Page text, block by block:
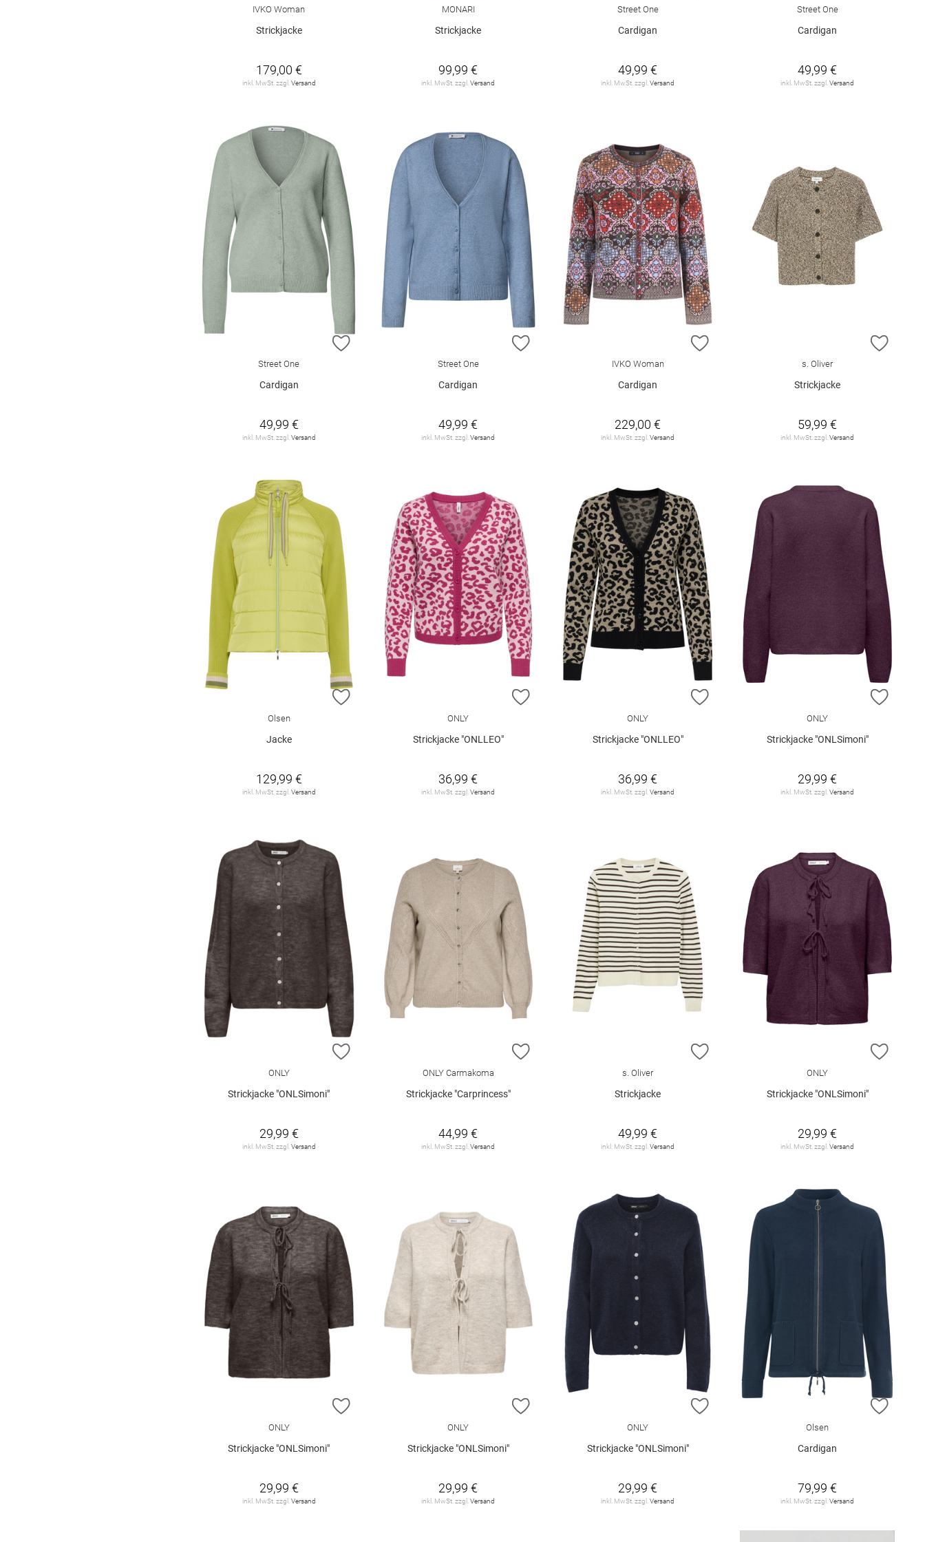
IVKO Woman
Strickjacke
179,00 €
inkl. MwSt. zzgl. Versand
MONARI
Strickjacke
99,99 €
inkl. MwSt. zzgl.Versand
Street One
Cardigan
49,99 €
inkl. MwSt. zzgl.Versand
Street One
Cardigan
49,99 €
inkl. MwSt. zzgl.Versand
ZUR WUNSCHLISTE HINZUFÜGEN
Street One
Cardigan
49,99 €
inkl. MwSt. zzgl. Versand
ZUR WUNSCHLISTE HINZUFÜGEN
Street One
Cardigan
49,99 €
inkl. MwSt. zzgl.Versand
IVKO Woman
Cardigan
229,00 €
inkl. MwSt. zzgl.Versand
ZUR
s. Oliver
Strickjacke
59,99 €
inkl. MwSt. zzgl.Versand
ZUR WUNSCHLISTE HINZUFÜGEN
Olsen
Jacke
129,99 €
inkl. MwSt. zzgl. Versand
ZUR WUNSCHLISTE HINZUFÜGEN
ONLY
Strickjacke "ONLLEO"
36,99 €
inkl. MwSt. zzgl.Versand
ONLY
Strickjacke "ONLLEO"
36,99 €
inkl. MwSt. zzgl.Versand
ZUR
ONLY
Strickjacke "ONLSimoni"
29,99 €
inkl. MwSt. zzgl.Versand
ZUR WUNSCHLISTE HINZUFÜGEN
ONLY
Strickjacke "ONLSimoni"
29,99 €
inkl. MwSt. zzgl. Versand
ZUR WUNSCHLISTE HINZUFÜGEN
ONLY Carmakoma
Strickjacke "Carprincess"
44,99 €
inkl. MwSt. zzgl.Versand
s. Oliver
Strickjacke
49,99 €
inkl. MwSt. zzgl.Versand
ZUR
ONLY
Strickjacke "ONLSimoni"
29,99 €
inkl. MwSt. zzgl.Versand
ZUR WUNSCHLISTE HINZUFÜGEN
ONLY
Strickjacke "ONLSimoni"
29,99 €
inkl. MwSt. zzgl. Versand
ZUR WUNSCHLISTE HINZUFÜGEN
ONLY
Strickjacke "ONLSimoni"
29,99 €
inkl. MwSt. zzgl.Versand
ONLY
Strickjacke "ONLSimoni"
29,99 €
inkl. MwSt. zzgl.Versand
ZUR
Olsen
Cardigan
79,99 €
inkl. MwSt. zzgl.Versand